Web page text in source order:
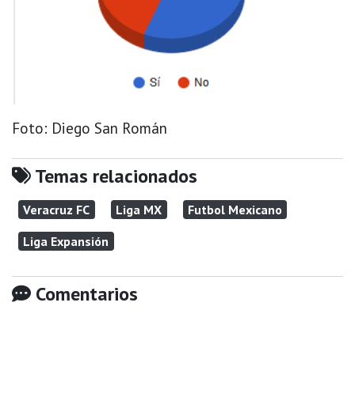
Foto: Diego San Román
Temas relacionados
Veracruz FC Liga MX
Futbol Mexicano
Liga Expansión
Comentarios